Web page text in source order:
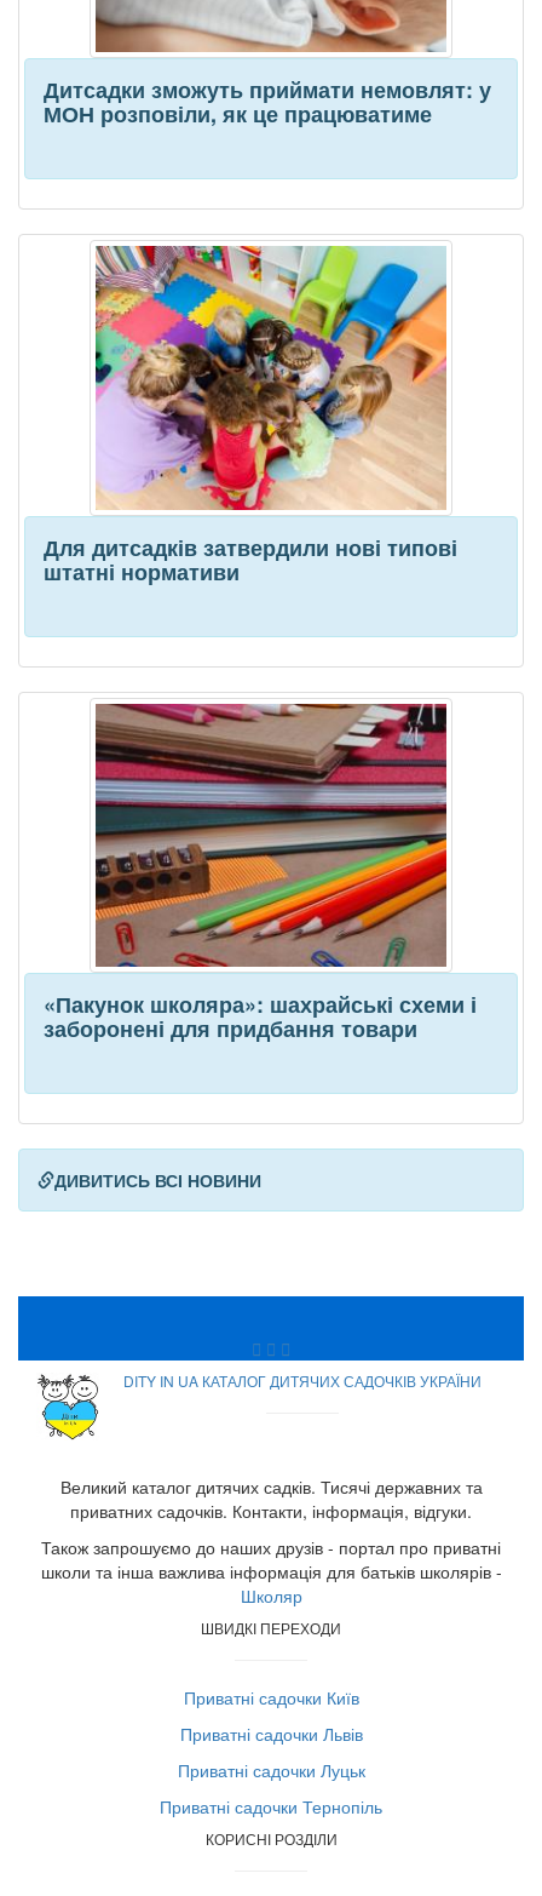
Дитсадки зможуть приймати немовлят: у
МОН розповіли, як це працюватиме
Для дитсадків затвердили нові типові
штатні нормативи
«Пакунок школяра»: шахрайські схеми і
заборонені для придбання товари
ДИВИТИСЬ ВСІ НОВИНИ
DITY IN UA КАТАЛОГ ДИТЯЧИХ САДОЧКІВ УКРАЇНИ
Великий каталог дитячих садків. Тисячі державних та
приватних садочків. Контакти, інформація, відгуки.
Також запрошуємо до наших друзів - портал про приватні
школи та інша важлива інформація для батьків школярів -
Школяр
ШВИДКІ ПЕРЕХОДИ
Приватні садочки Київ
Приватні садочки Львів
Приватні садочки Луцьк
Приватні садочки Тернопіль
КОРИСНІ РОЗДІЛИ